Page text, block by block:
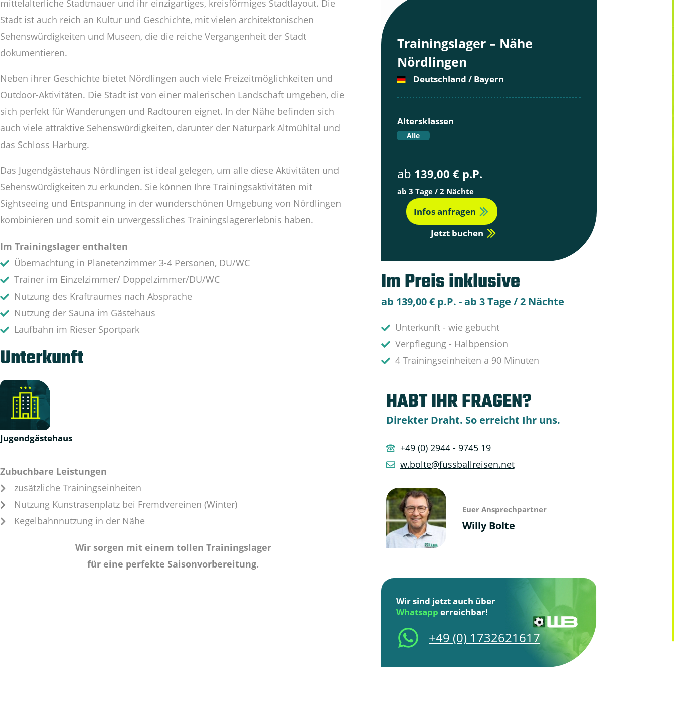
mittelalterliche Stadtmauer und ihr einzigartiges, kreisförmiges Stadtlayout. Die
Stadt ist auch reich an Kultur und Geschichte, mit vielen architektonischen
Sehenswürdigkeiten und Museen, die die reiche Vergangenheit der Stadt
dokumentieren.
Neben ihrer Geschichte bietet Nördlingen auch viele Freizeitmöglichkeiten und
Outdoor-Aktivitäten. Die Stadt ist von einer malerischen Landschaft umgeben, die
sich perfekt für Wanderungen und Radtouren eignet. In der Nähe befinden sich
auch viele attraktive Sehenswürdigkeiten, darunter der Naturpark Altmühltal und
das Schloss Harburg.
Das Jugendgästehaus Nördlingen ist ideal gelegen, um alle diese Aktivitäten und
Sehenswürdigkeiten zu erkunden. Sie können Ihre Trainingsaktivitäten mit
Sightseeing und Entspannung in der wunderschönen Umgebung von Nördlingen
kombinieren und somit ein unvergessliches Trainingslagererlebnis haben.
Im Trainingslager enthalten
Übernachtung in Planetenzimmer 3-4 Personen, DU/WC
Trainer im Einzelzimmer/ Doppelzimmer/DU/WC
Nutzung des Kraftraumes nach Absprache
Nutzung der Sauna im Gästehaus
Laufbahn im Rieser Sportpark
Unterkunft
Jugendgästehaus
Zubuchbare Leistungen
zusätzliche Trainingseinheiten
Nutzung Kunstrasenplatz bei Fremdvereinen (Winter)
Kegelbahnnutzung in der Nähe
Wir sorgen mit einem tollen Trainingslager
für eine perfekte Saisonvorbereitung.
Trainingslager – Nähe
Nördlingen
Deutschland / Bayern
Altersklassen
Alle
ab 139,00 € p.P.
ab 3 Tage / 2 Nächte
Infos anfragen
Jetzt buchen
Im Preis inklusive
ab 139,00 € p.P. - ab 3 Tage / 2 Nächte
Unterkunft - wie gebucht
Verpflegung - Halbpension
4 Trainingseinheiten a 90 Minuten
HABT IHR FRAGEN?
Direkter Draht. So erreicht Ihr uns.
+49 (0) 2944 - 9745 19
w.bolte@fussballreisen.net
Euer Ansprechpartner
Willy Bolte
Wir sind jetzt auch über
Whatsapp erreichbar!
+49 (0) 1732621617